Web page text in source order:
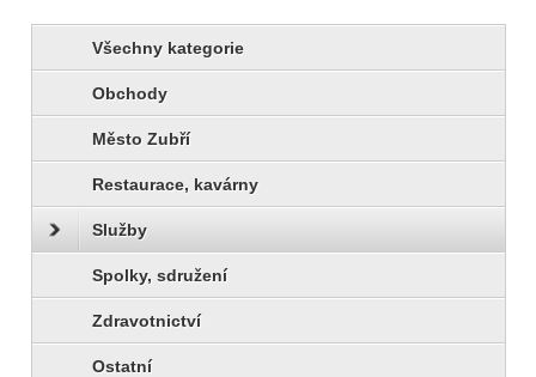
Všechny kategorie
Obchody
Město Zubří
Restaurace, kavárny
Služby
Spolky, sdružení
Zdravotnictví
Ostatní